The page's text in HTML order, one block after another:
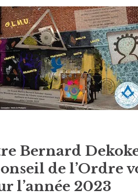
Bernard
de l’Ordre
l’année 2023